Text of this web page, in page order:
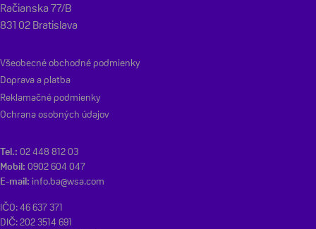
Račianska 77/B
831 02 Bratislava
Tel.: 02 448 812 03
Mobil: 0902 604 047
E-mail: info.ba@wsa.com
IČO: 46 637 371
DIČ: 202 3514 691
Všeobecné obchodné podmienky
Doprava a platba
Reklamačné podmienky
Ochrana osobných údajov